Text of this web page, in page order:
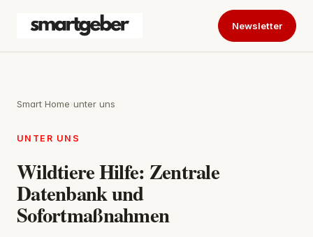
Newsletter
Smart Home›unter uns
UNTER UNS
Wildtiere Hilfe: Zentrale
Datenbank und
Sofortmaßnahmen